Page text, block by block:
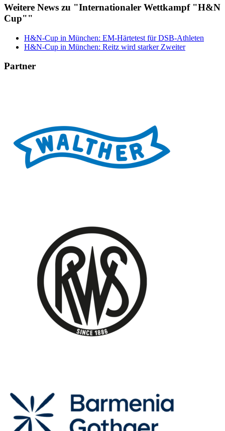
Weitere News zu "Internationaler Wettkampf "H&N
Cup""
H&N-Cup in München: EM-Härtetest für DSB-Athleten
H&N-Cup in München: Reitz wird starker Zweiter
Partner